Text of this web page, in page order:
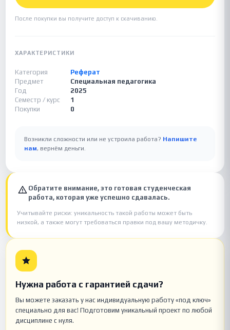
После покупки вы получите доступ к скачиванию.
ХАРАКТЕРИСТИКИ
Категория
Реферат
Предмет
Специальная педагогика
Год
2025
Семестр / курс
1
Покупки
0
Возникли сложности или не устроила работа? Напишите
нам, вернём деньги.
Обратите внимание, это готовая студенческая
работа, которая уже успешно сдавалась.
Учитывайте риски: уникальность такой работы может быть
низкой, а также могут требоваться правки под вашу методичку.
Нужна работа с гарантией сдачи?
Вы можете заказать у нас индивидуальную работу «под ключ»
специально для вас! Подготовим уникальный проект по любой
дисциплине с нуля.